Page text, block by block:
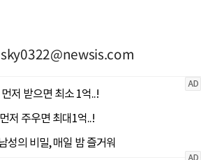
sky0322@newsis.com